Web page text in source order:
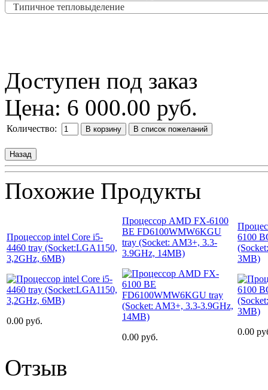
Типичное тепловыделение
Доступен под заказ
Цена: 6 000.00 руб.
Количество:
Похожие Продукты
Процессор intel Core i5-
4460 tray (Socket:LGA1150,
3,2GHz, 6MB)
0.00 руб.
Процессор AMD FX-6100
BE FD6100WMW6KGU
tray (Socket: AM3+, 3.3-
3.9GHz, 14MB)
0.00 руб.
6100
3MB)
0.00
Отзыв